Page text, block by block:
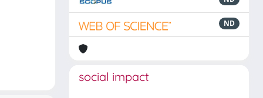
ND
social impact